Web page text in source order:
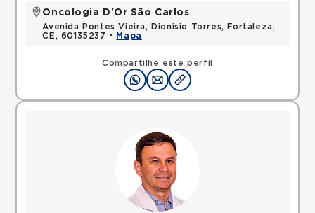
Compartilhe este perfil
Oncologia D'Or São Carlos
Avenida Pontes Vieira, Dionisio Torres, Fortaleza,
CE, 60135237 •
Mapa